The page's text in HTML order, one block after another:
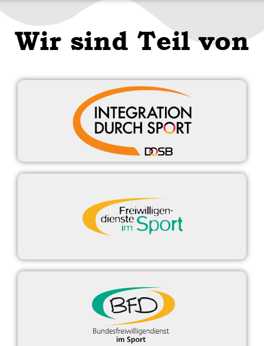
Wir sind Teil von